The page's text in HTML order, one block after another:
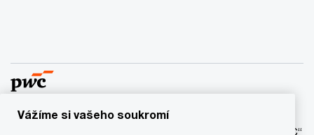
© 2017 - 2026 PwC. Všechna práva vyhrazena. Název “PwC“
Vážíme si vašeho soukromí